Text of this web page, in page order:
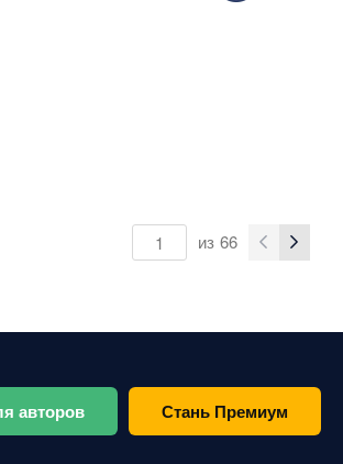
из 66
авторов Стань Премиум